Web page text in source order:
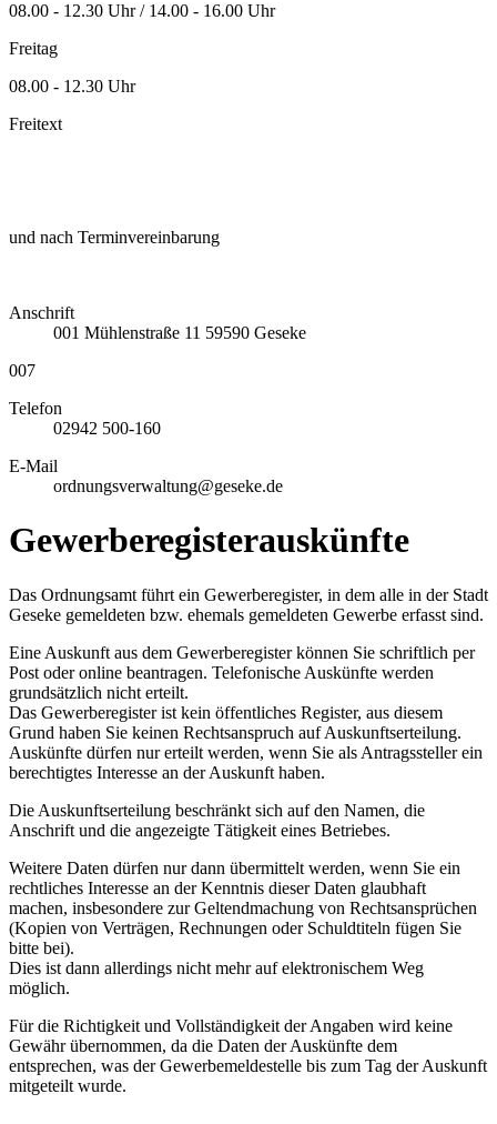
08.00 - 12.30 Uhr / 14.00 - 16.00 Uhr
Freitag
08.00 - 12.30 Uhr
Freitext
und nach Terminvereinbarung
Anschrift
001 Mühlenstraße 11 59590 Geseke
007
Telefon
02942 500-160
E-Mail
ordnungsverwaltung@geseke.de
Gewerberegisterauskünfte
Das Ordnungsamt führt ein Gewerberegister, in dem alle in der Stadt
Geseke gemeldeten bzw. ehemals gemeldeten Gewerbe erfasst sind.
Eine Auskunft aus dem Gewerberegister können Sie schriftlich per
Post oder online beantragen. Telefonische Auskünfte werden
grundsätzlich nicht erteilt.
Das Gewerberegister ist kein öffentliches Register, aus diesem
Grund haben Sie keinen Rechtsanspruch auf Auskunftserteilung.
Auskünfte dürfen nur erteilt werden, wenn Sie als Antragssteller ein
berechtigtes Interesse an der Auskunft haben.
Die Auskunftserteilung beschränkt sich auf den Namen, die
Anschrift und die angezeigte Tätigkeit eines Betriebes.
Weitere Daten dürfen nur dann übermittelt werden, wenn Sie ein
rechtliches Interesse an der Kenntnis dieser Daten glaubhaft
machen, insbesondere zur Geltendmachung von Rechtsansprüchen
(Kopien von Verträgen, Rechnungen oder Schuldtiteln fügen Sie
bitte bei).
Dies ist dann allerdings nicht mehr auf elektronischem Weg
möglich.
Für die Richtigkeit und Vollständigkeit der Angaben wird keine
Gewähr übernommen, da die Daten der Auskünfte dem
entsprechen, was der Gewerbemeldestelle bis zum Tag der Auskunft
mitgeteilt wurde.